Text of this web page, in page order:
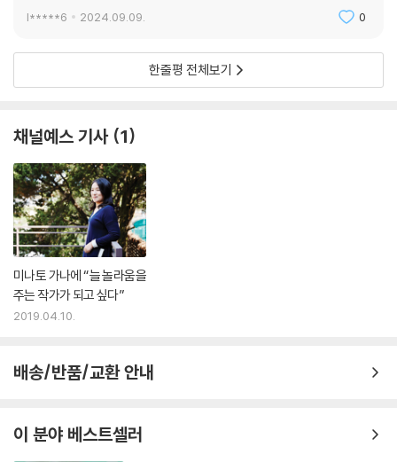
l*****6 2024.09.09. 0
한줄평 전체보기
채널예스 기사 1
미나토 가나에 “늘 놀라움을
주는 작가가 되고 싶다”
2019.04.10.
배송/반품/교환 안내
이 분야 베스트셀러